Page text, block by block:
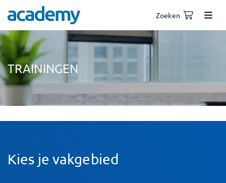
Zoeken
TRAININGEN
Kies je vakgebied